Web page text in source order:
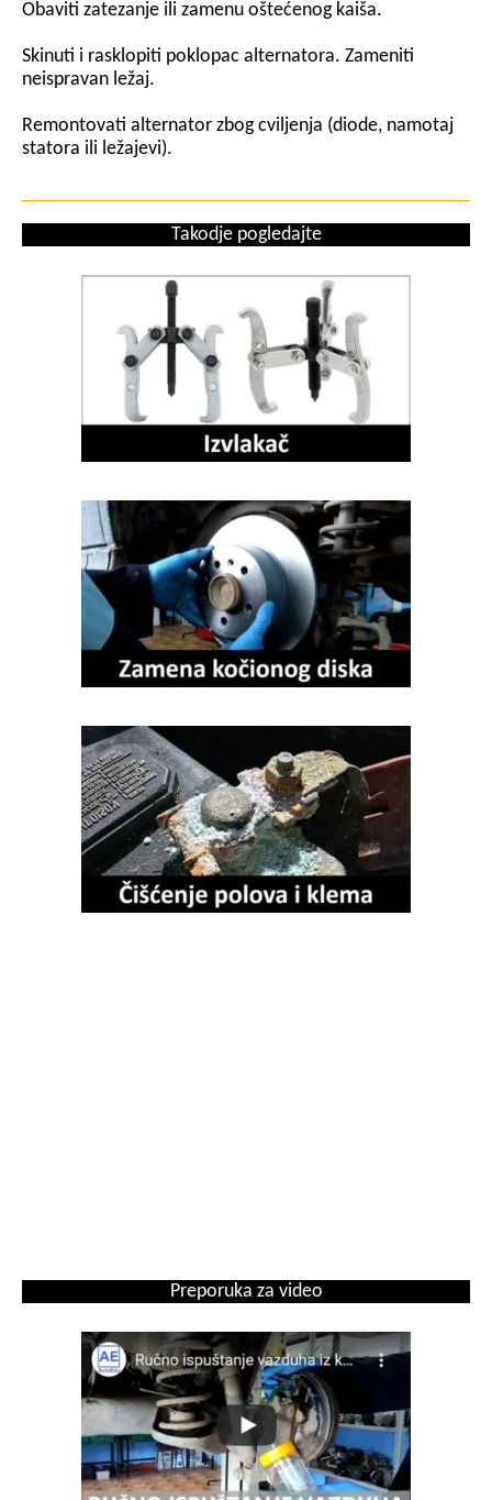
Obaviti zatezanje ili zamenu oštećenog kaiša.
Skinuti i rasklopiti poklopac alternatora. Zameniti
neispravan ležaj.
Remontovati alternator zbog cviljenja (diode, namotaj
statora ili ležajevi).
Takodje pogledajte
Preporuka za video